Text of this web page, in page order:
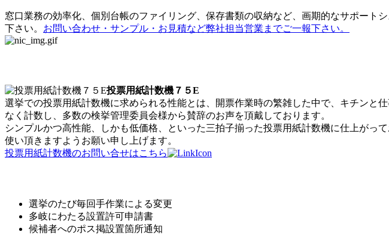
窓口業務の効率化、個別台帳のファイリング、保存書類の収納など、画期的なサポート
下さい。 お問い合わせ・サンプル・お見積など弊社担当営業までご一報下さい。
投票用紙計数機７５E
選挙での投票用紙計数機に求められる性能とは、開票作業時の繁雑した中で、キチンと
なく計数し、多数の検挙管理委員会様から賛辞のお声を頂戴しております。
シンプルかつ高性能、しかも低価格、といった三拍子揃った投票用紙計数機に仕上が
使い頂きますようお願い申し上げます。
投票用紙計数機のお問い合せはこちら
選挙のたび毎回手作業による変更
多岐にわたる設置許可申請書
候補者へのポス掲設置箇所通知